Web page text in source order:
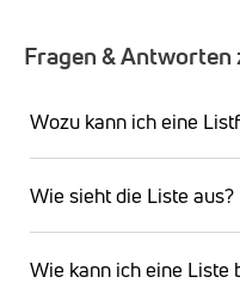
Fragen & Antworten
Wozu kann ich eine
Wie sieht die Liste aus?
Wie kann ich eine Liste